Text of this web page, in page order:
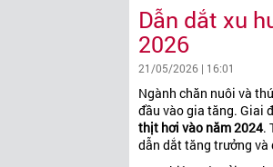
Dẫn dắt xu
2026
21/05/2026 | 16:01
Ngành chăn nuôi và
đầu vào gia tăng. Giai
thịt hơi vào năm 2024.
dẫn dắt tăng trưởng